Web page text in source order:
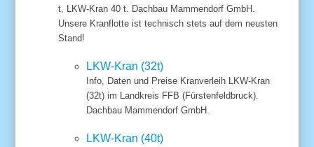
t, LKW-Kran 40 t. Dachbau Mammendorf GmbH.
Unsere Kranflotte ist technisch stets auf dem neusten
Stand!
LKW-Kran (32t)
Info, Daten und Preise Kranverleih LKW-Kran
(32t) im Landkreis FFB (Fürstenfeldbruck).
Dachbau Mammendorf GmbH.
LKW-Kran (40t)